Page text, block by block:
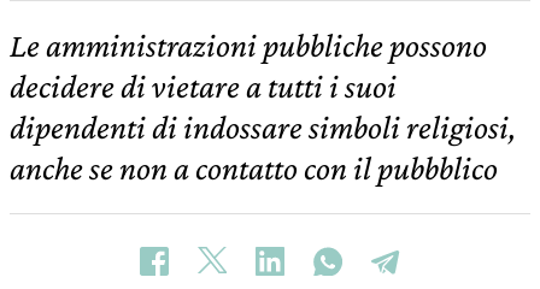
Le amministrazioni pubbliche possono
decidere di vietare a tutti i suoi
dipendenti di indossare simboli religiosi,
anche se non a contatto con il pubbblico